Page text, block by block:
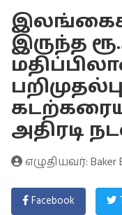
இருந்த
அதிரடி
எழுதியவர்: Baker
Facebook